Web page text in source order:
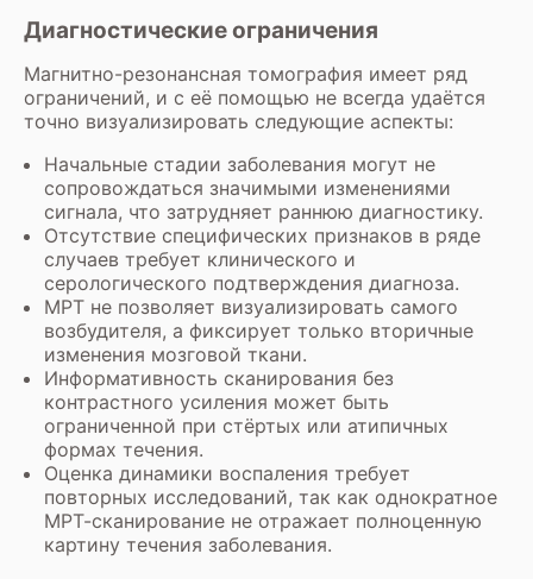
Диагностические ограничения
Магнитно-резонансная томография имеет ряд
ограничений, и с её помощью не всегда удаётся
точно визуализировать следующие аспекты:
Начальные стадии заболевания могут не
сопровождаться значимыми изменениями
сигнала, что затрудняет раннюю диагностику.
Отсутствие специфических признаков в ряде
случаев требует клинического и
серологического подтверждения диагноза.
МРТ не позволяет визуализировать самого
возбудителя, а фиксирует только вторичные
изменения мозговой ткани.
Информативность сканирования без
контрастного усиления может быть
ограниченной при стёртых или атипичных
формах течения.
Оценка динамики воспаления требует
повторных исследований, так как однократное
МРТ-сканирование не отражает полноценную
картину течения заболевания.